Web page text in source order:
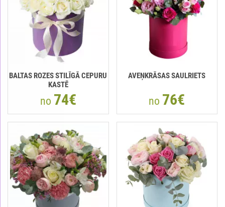
BALTAS ROZES STILĪGĀ CEPURU
KASTĒ
no 74€
AVEŅKRĀSAS SAULRIETS
no 76€